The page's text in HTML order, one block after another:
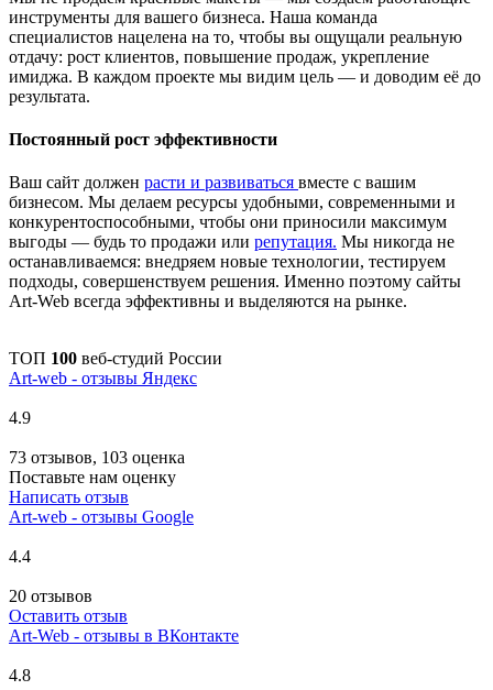
инструменты для вашего бизнеса. Наша команда
специалистов нацелена на то, чтобы вы ощущали реальную
отдачу: рост клиентов, повышение продаж, укрепление
имиджа. В каждом проекте мы видим цель — и доводим её до
результата.
Постоянный рост эффективности
Ваш сайт должен расти и развиваться вместе с вашим
бизнесом. Мы делаем ресурсы удобными, современными и
конкурентоспособными, чтобы они приносили максимум
выгоды — будь то продажи или репутация. Мы никогда не
останавливаемся: внедряем новые технологии, тестируем
подходы, совершенствуем решения. Именно поэтому сайты
Art-Web всегда эффективны и выделяются на рынке.
ТОП 100 веб-студий России
Art-web - отзывы Яндекс
4.9
73 отзывов, 103 оценка
Поставьте нам оценку
Написать отзыв
Art-web - отзывы Google
4.4
20 отзывов
Оставить отзыв
Art-Web - отзывы в ВКонтакте
4.8